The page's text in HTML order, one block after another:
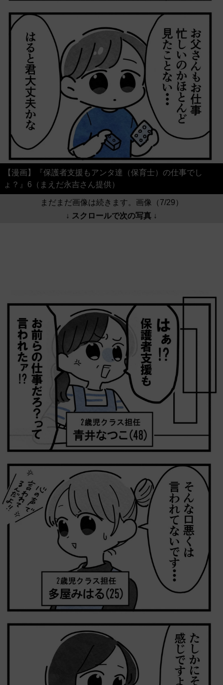
【漫画】『保護者支援もアンタ達（保育士）の仕事でし
ょ？』6（まえだ永吉さん提供）
まだまだ画像は続きます。画像（7/29）
↓ スクロールで次の写真 ↓